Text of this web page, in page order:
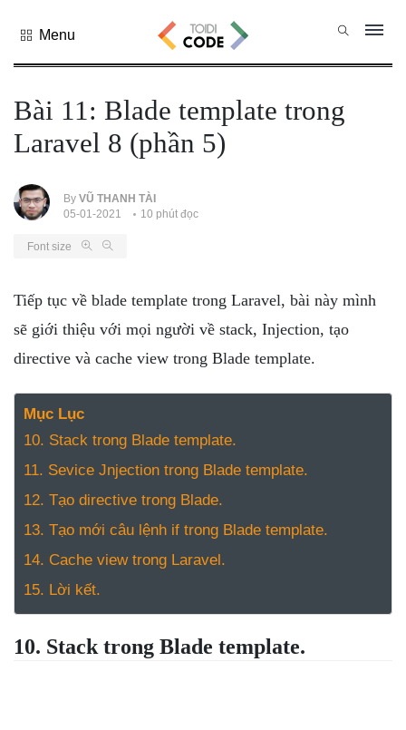
Tất cả
danh mục
PHP
NODE.JS
JAVA CORE
SQL
HTML
CSS
THỦ THUẬT
NGHỆ
TOOLS &
REVIEW
TÌM KIẾM
TIN TUYỂN
Menu
Bài 11: Blade template trong
Laravel 8 (phần 5)
By VŨ THANH TÀI
05-01-2021
10 phút đọc
Font size
Tiếp tục về blade template trong Laravel, bài này mình
sẽ giới thiệu với mọi người về stack, Injection, tạo
directive và cache view trong Blade template.
Mục Lục
10. Stack trong Blade template.
11. Sevice Jnjection trong Blade template.
12. Tạo directive trong Blade.
13. Tạo mới câu lệnh if trong Blade template.
14. Cache view trong Laravel.
15. Lời kết.
10. Stack trong Blade template.